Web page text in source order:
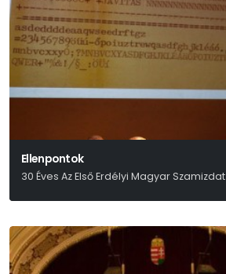
Ellenpontok
30 Éves Az Első Erdélyi Magyar Szamizdat